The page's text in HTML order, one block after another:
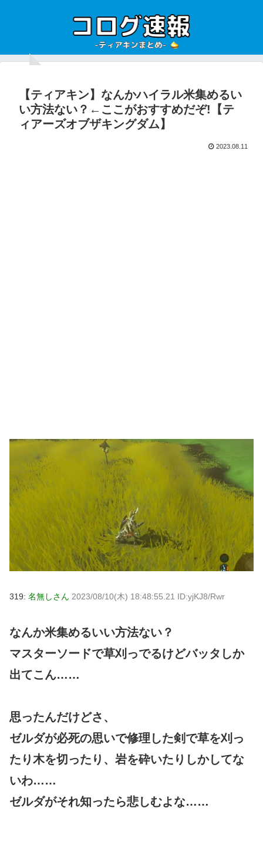
【ティアキン】なんかハイラル米集めるい
い方法ない？←ここがおすすめだぞ!【テ
ィアーズオブザキングダム】
2023.08.11
319: 名無しさん 2023/08/10(木) 18:48:55.21 ID:yjKJ8/Rwr
なんか米集めるいい方法ない？
マスターソードで草刈っでるけどバッタしか
出てこん……
思ったんだけどさ、
ゼルダが必死の思いで修理した剣で草を刈っ
たり木を切ったり、岩を砕いたりしかしてな
いわ……
ゼルダがそれ知ったら悲しむよな……